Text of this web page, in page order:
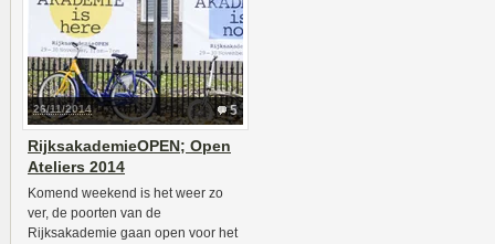
5
26/11/2014
RijksakademieOPEN; Open
Ateliers 2014
Komend weekend is het weer zo
ver, de poorten van de
Rijksakademie gaan open voor het